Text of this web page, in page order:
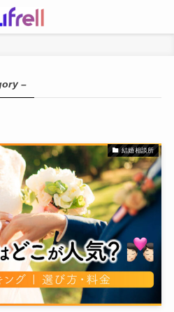
–
結婚相談所